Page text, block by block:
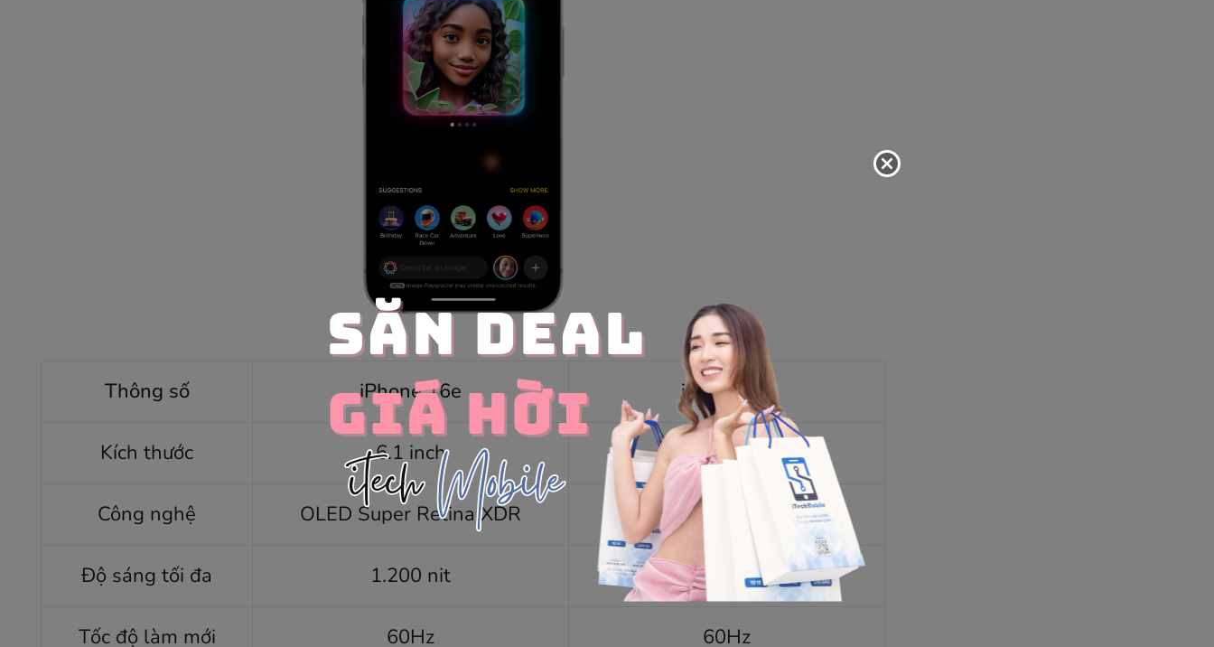
Thông số iPhone 16e iPhone 16
Kích thước 6.1 inch 6.1 inch
Công nghệ OLED Super Retina XDR OLED Super Retina XDR
Độ sáng tối đa 1.200 nit 2.000 nit
Tốc độ làm mới 60Hz 60Hz